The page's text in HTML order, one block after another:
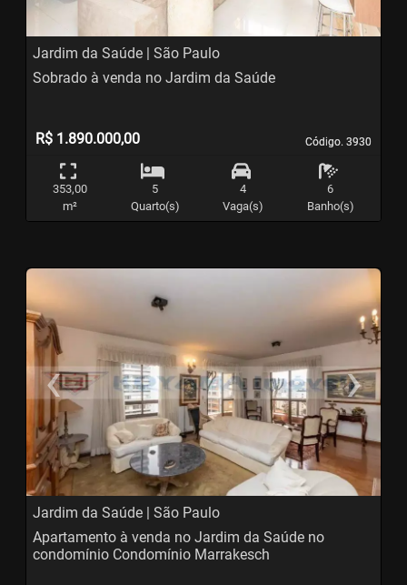
Jardim da Saúde | São Paulo
Código. 3930
Código. 3930
Sobrado à venda no Jardim da Saúde
R$ 1.890.000,00
353,00
m²
5
Quarto(s)
4
Vaga(s)
6
Banho(s)
‹
Previous
›
Jardim da Saúde | São Paulo
Apartamento à venda no Jardim da Saúde no
condomínio Condomínio Marrakesch